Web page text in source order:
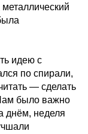
идею с
по спирали,
— сделать
было важно
днём, неделя